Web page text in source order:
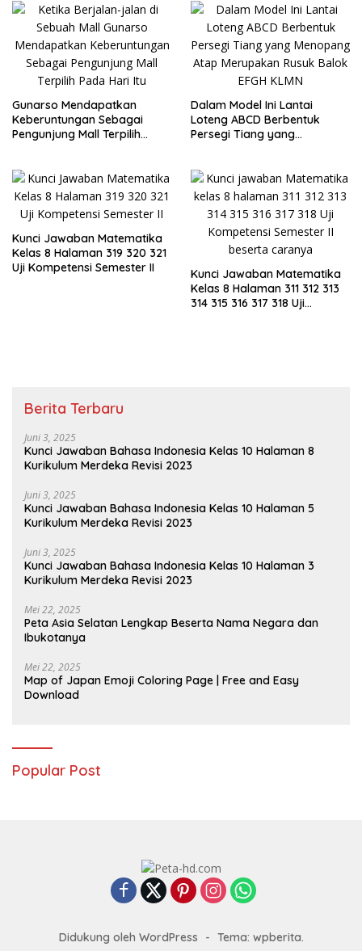
Gunarso Mendapatkan
Keberuntungan Sebagai
Pengunjung Mall Terpilih
Dalam Model Ini Lantai
Loteng ABCD Berbentuk
Persegi Tiang yang
Kunci Jawaban Matematika
Kelas 8 Halaman 319 320 321
Uji Kompetensi Semester II
Kunci Jawaban Matematika
Kelas 8 Halaman 311 312 313
314 315 316 317 318 Uji
Berita Terbaru
Juni 3, 2025
Kunci Jawaban Bahasa Indonesia Kelas 10 Halaman 8
Kurikulum Merdeka Revisi 2023
Juni 3, 2025
Kunci Jawaban Bahasa Indonesia Kelas 10 Halaman 5
Kurikulum Merdeka Revisi 2023
Juni 3, 2025
Kunci Jawaban Bahasa Indonesia Kelas 10 Halaman 3
Kurikulum Merdeka Revisi 2023
Mei 22, 2025
Peta Asia Selatan Lengkap Beserta Nama Negara dan
Ibukotanya
Mei 22, 2025
Map of Japan Emoji Coloring Page | Free and Easy
Download
Popular Post
Didukung oleh WordPress - Tema: wpberita.